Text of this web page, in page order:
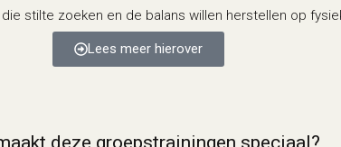
stilte zoeken en de balans willen herstellen op
Lees meer hierover
deze groepstrainingen speciaal?